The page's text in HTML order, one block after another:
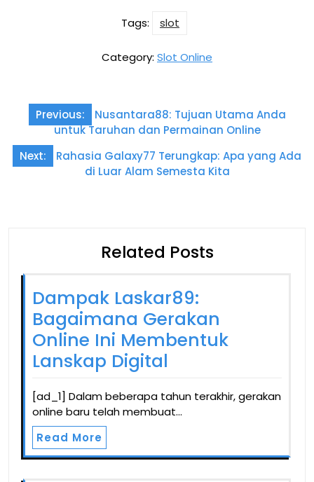
Tags: slot
Category: Slot Online
Post
navigation
Previous:
Nusantara88: Tujuan Utama Anda
untuk Taruhan dan Permainan Online
Next:
Rahasia Galaxy77 Terungkap: Apa yang Ada
di Luar Alam Semesta Kita
Related Posts
Dampak Laskar89:
Bagaimana Gerakan
Online Ini Membentuk
Lanskap Digital
[ad_1] Dalam beberapa tahun terakhir, gerakan
online baru telah membuat…
Read More